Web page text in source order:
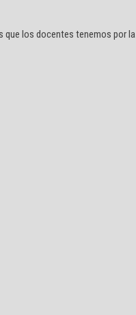
que los docentes tenemos por la